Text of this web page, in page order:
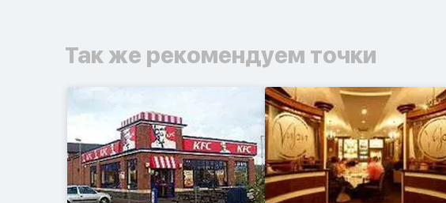
Так же рекомендуем точки